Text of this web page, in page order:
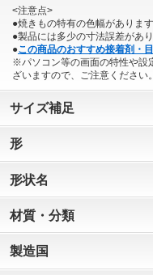
<注意点>
●焼きもの特有の色幅があります
●製品には多少の寸法誤差があり
●この商品のおすすめ接着剤・
※パソコン等の画面の特性や設
ざいますので、ご注意ください。
サイズ補足
形
形状名
材質・分類
製造国